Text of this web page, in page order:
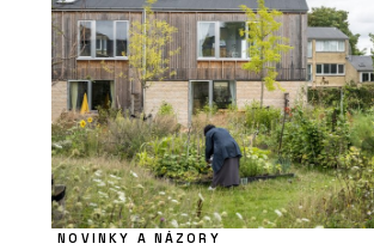
NOVINKY A NÁZORY